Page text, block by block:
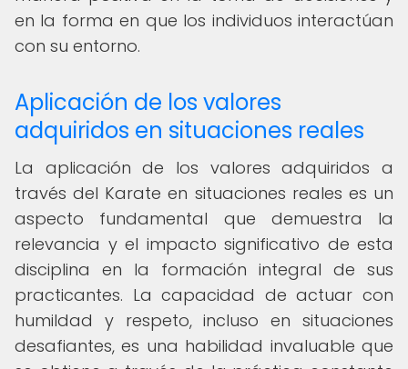
en la forma en que los individuos interactúan
con su entorno.
Aplicación de los valores
adquiridos en situaciones reales
La aplicación de los valores adquiridos a
través del Karate en situaciones reales es un
aspecto fundamental que demuestra la
relevancia y el impacto significativo de esta
disciplina en la formación integral de sus
practicantes. La capacidad de actuar con
humildad y respeto, incluso en situaciones
desafiantes, es una habilidad invaluable que